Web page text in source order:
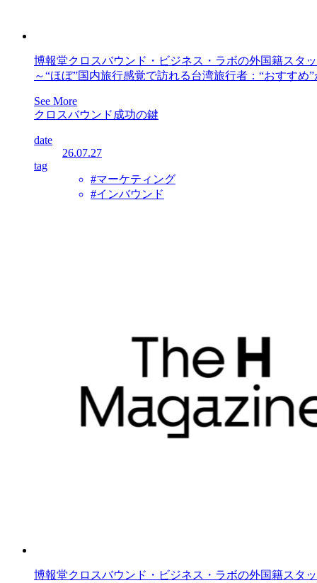
博報堂クロスバウンド・ビジネス・ラボの外国籍スタ
～“ほぼ”国内旅行感覚で訪れる台湾旅行者：“おすすめ
See More
クロスバウンド成功の鍵
date
26.07.27
tag
#マーケティング
#インバウンド
博報堂クロスバウンド・ビジネス・ラボの外国籍スタ